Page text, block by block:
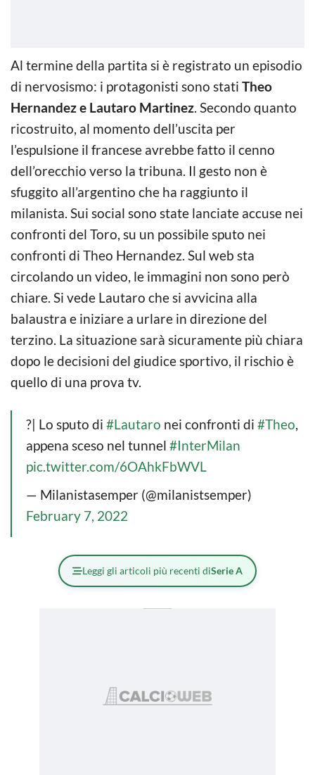
Al termine della partita si è registrato un episodio
di nervosismo: i protagonisti sono stati Theo
Hernandez e Lautaro Martinez. Secondo quanto
ricostruito, al momento dell’uscita per
l’espulsione il francese avrebbe fatto il cenno
dell’orecchio verso la tribuna. Il gesto non è
sfuggito all’argentino che ha raggiunto il
milanista. Sui social sono state lanciate accuse nei
confronti del Toro, su un possibile sputo nei
confronti di Theo Hernandez. Sul web sta
circolando un video, le immagini non sono però
chiare. Si vede Lautaro che si avvicina alla
balaustra e iniziare a urlare in direzione del
terzino. La situazione sarà sicuramente più chiara
dopo le decisioni del giudice sportivo, il rischio è
quello di una prova tv.
?| Lo sputo di #Lautaro nei confronti di #Theo,
appena sceso nel tunnel #InterMilan
pic.twitter.com/6OAhkFbWVL
— Milanistasemper (@milanistsemper)
February 7, 2022
Leggi gli articoli più recenti diSerie A